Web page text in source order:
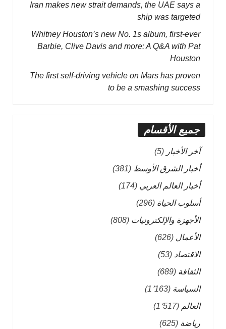
Iran makes new strait demands, the UAE says a
ship was targeted
Whitney Houston’s new No. 1s album, first-ever
Barbie, Clive Davis and more: A Q&A with Pat
Houston
The first self-driving vehicle on Mars has proven
to be a smashing success
جميع الأقسام
آخر الأخبار (5)
أخبار الشرق الأوسط (381)
أخبار العالم العربي (174)
أسلوب الحياة (296)
الأجهزة والإلكترونيات (808)
الأعمال (626)
الاقتصاد (53)
الثقافة (689)
السياسة (1٬163)
العالم (1٬517)
رياضة (625)